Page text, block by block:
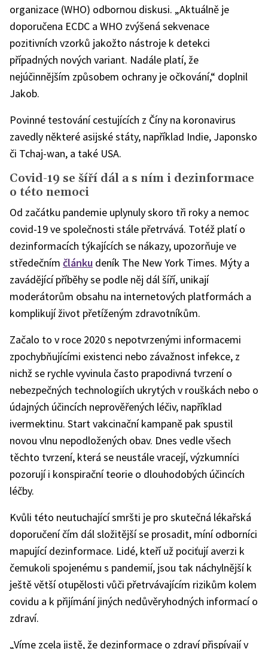
organizace (WHO) odbornou diskusi. „Aktuálně je
doporučena ECDC a WHO zvýšená sekvenace
pozitivních vzorků jakožto nástroje k detekci
případných nových variant. Nadále platí, že
nejúčinnějším způsobem ochrany je očkování,“ doplnil
Jakob.
Povinné testování cestujících z Číny na koronavirus
zavedly některé asijské státy, například Indie, Japonsko
či Tchaj-wan, a také USA.
Covid-19 se šíří dál a s ním i dezinformace
o této nemoci
Od začátku pandemie uplynuly skoro tři roky a nemoc
covid-19 ve společnosti stále přetrvává. Totéž platí o
dezinformacích týkajících se nákazy, upozorňuje ve
středečním článku deník The New York Times. Mýty a
zavádějící příběhy se podle něj dál šíří, unikají
moderátorům obsahu na internetových platformách a
komplikují život přetíženým zdravotníkům.
Začalo to v roce 2020 s nepotvrzenými informacemi
zpochybňujícími existenci nebo závažnost infekce, z
nichž se rychle vyvinula často prapodivná tvrzení o
nebezpečných technologiích ukrytých v rouškách nebo o
údajných účincích neprověřených léčiv, například
ivermektinu. Start vakcinační kampaně pak spustil
novou vlnu nepodložených obav. Dnes vedle všech
těchto tvrzení, která se neustále vracejí, výzkumníci
pozorují i konspirační teorie o dlouhodobých účincích
léčby.
Kvůli této neutuchající smršti je pro skutečná lékařská
doporučení čím dál složitější se prosadit, míní odborníci
mapující dezinformace. Lidé, kteří už pociťují averzi k
čemukoli spojenému s pandemií, jsou tak náchylnější k
ještě větší otupělosti vůči přetrvávajícím rizikům kolem
covidu a k přijímání jiných nedůvěryhodných informací o
zdraví.
„Víme zcela jistě, že dezinformace o zdraví přispívají v